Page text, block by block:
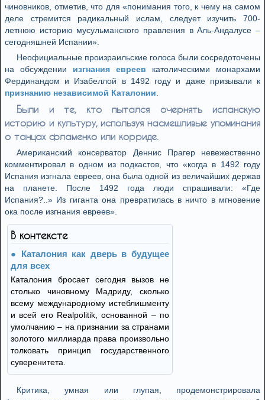
чиновников, отметив, что для «понимания того, к чему на самом
деле стремится радикальный ислам, следует изучить 700-
летнюю историю мусульманского правления в Аль-Андалусе –
сегодняшней Испании».
Неофициальные произраильские голоса были сосредоточены
на обсуждении изгнания евреев католическими монархами
Фердинандом и Изабеллой в 1492 году и даже призывали к
признанию независимой Каталонии
Были и те, кто пытался очернять испанскую
историю и культуру, используя насмешливые упоминания
о танцах фламенко или корриде.
Американский консерватор Деннис Прагер невежественно
комментировал в одном из подкастов, что «когда в 1492 году
Испания изгнала евреев, она была одной из величайших держав
на планете. После 1492 года люди спрашивали: «Где
Испания?..» Из гиганта она превратилась в ничто в мгновение
ока после изгнания евреев».
В контексте
Каталония как дверь в будущее
для всех
Каталония бросает сегодня вызов не
столько чиновному Мадриду, сколько
всему международному истеблишменту
и всей его Realpolitik, основанной – по
умолчанию – на признании за странами
золотого миллиарда права произвольно
толковать принцип государственного
суверенитета.
Критика, умная или глупая, продемонстрировала